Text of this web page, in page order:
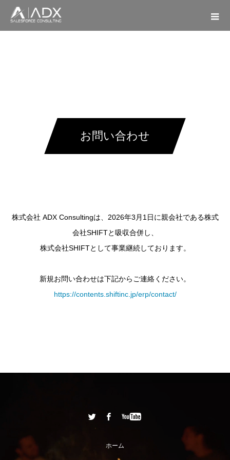
お問い合わせ
株式会社 ADX Consultingは、2026年3月1日に親会社である株式
会社SHIFTと吸収合併し、
株式会社SHIFTとして事業継続しております。
新規お問い合わせは下記からご連絡ください。
https://contents.shiftinc.jp/erp/contact/
ホーム